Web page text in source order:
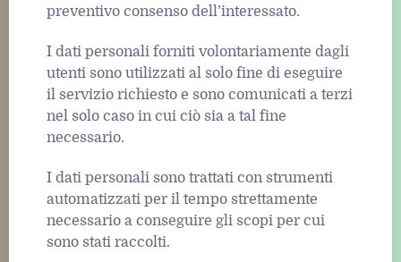
preventivo consenso dell’interessato.
I dati personali forniti volontariamente dagli
utenti sono utilizzati al solo fine di eseguire
il servizio richiesto e sono comunicati a terzi
nel solo caso in cui ciò sia a tal fine
necessario.
I dati personali sono trattati con strumenti
automatizzati per il tempo strettamente
necessario a conseguire gli scopi per cui
sono stati raccolti.